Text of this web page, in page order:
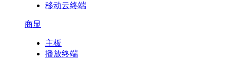
移动云终端
商显
主板
播放终端